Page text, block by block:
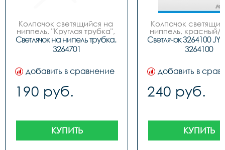
Колпачок светящийся на
ниппель, "Круглая трубка",
инд. упак. блистер
Светлячок на нипель трубка.
3264701
добавить в сравнение
190 руб.
КУПИТЬ
Колпачок
ниппель, красный/
JY-503 (пара),
блистер
Светлячок 3264100
3264100
добавить в
240 руб.
КУПИТЬ